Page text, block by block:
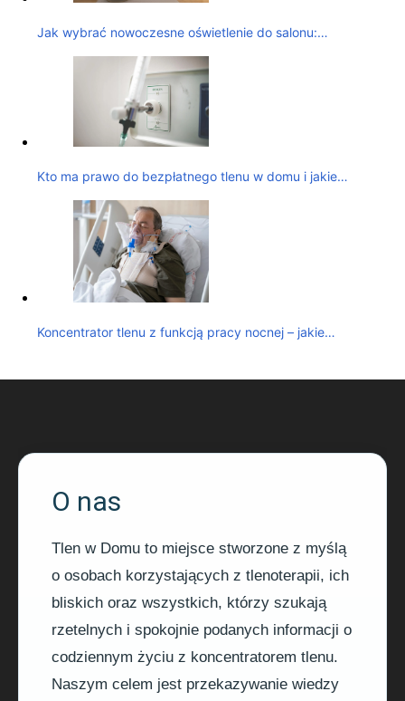
Jak wybrać nowoczesne oświetlenie do salonu:…
Kto ma prawo do bezpłatnego tlenu w domu i jakie…
Koncentrator tlenu z funkcją pracy nocnej – jakie…
O nas
Tlen w Domu to miejsce stworzone z myślą
o osobach korzystających z tlenoterapii, ich
bliskich oraz wszystkich, którzy szukają
rzetelnych i spokojnie podanych informacji o
codziennym życiu z koncentratorem tlenu.
Naszym celem jest przekazywanie wiedzy